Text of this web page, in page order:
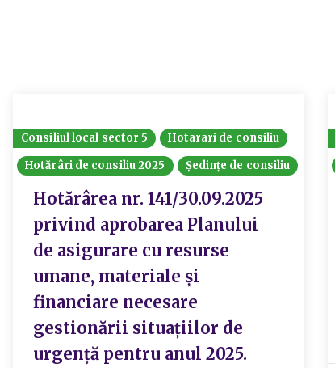
Consiliul local sector 5
Hotarari de consiliu
Hotărâri de consiliu 2025
Ședințe de consiliu
Hotărârea nr. 141/30.09.2025
privind aprobarea Planului
de asigurare cu resurse
umane, materiale și
financiare necesare
gestionării situațiilor de
urgență pentru anul 2025.